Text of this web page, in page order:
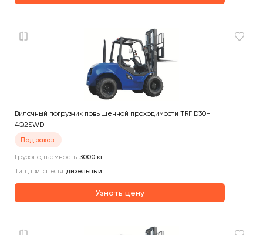
Вилочный погрузчик повышенной проходимости TRF D30-
4Q2SWD
Под заказ
Грузоподъемность 3000 кг
Тип двигателя дизельный
Узнать цену